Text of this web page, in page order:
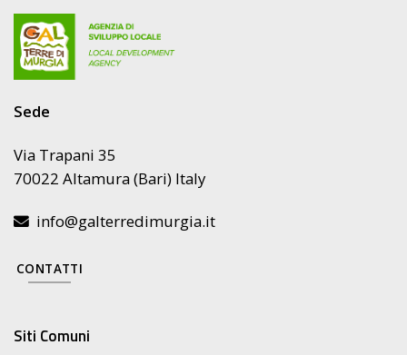
Sede
Via Trapani 35
70022 Altamura (Bari) Italy
info@galterredimurgia.it
CONTATTI
Siti Comuni